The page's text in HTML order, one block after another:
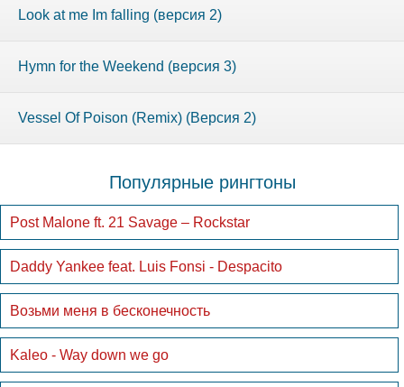
Look at me Im falling (версия 2)
Hymn for the Weekend (версия 3)
Vessel Of Poison (Remix) (Версия 2)
Популярные рингтоны
Post Malone ft. 21 Savage – Rockstar
Daddy Yankee feat. Luis Fonsi - Despacito
Возьми меня в бесконечность
Kaleo - Way down we go